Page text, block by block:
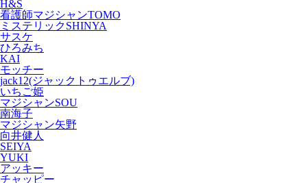
H&S
看護師マジシャンTOMO
ミステリックSHINYA
サスケ
ひろみち
KAI
モッチー
jack12(ジャックトゥエルブ)
いちご姫
マジシャンSOU
南海子
マジシャン矢野
向井健人
SEIYA
YUKI
アッキー
チャッピー